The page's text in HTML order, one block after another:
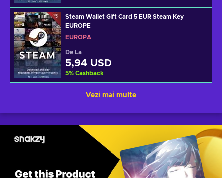
Steam Wallet Gift Card 5 EUR Steam Key
EUROPE
EUROPA
De La
5,94 USD
5% Cashback
Vezi mai multe